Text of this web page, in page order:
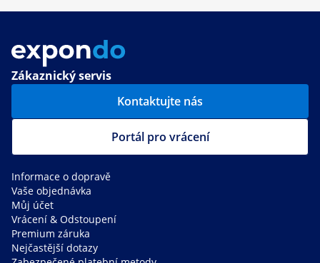
Zákaznický servis
Kontaktujte nás
Portál pro vrácení
Informace o dopravě
Vaše objednávka
Můj účet
Vrácení & Odstoupení
Premium záruka
Nejčastější dotazy